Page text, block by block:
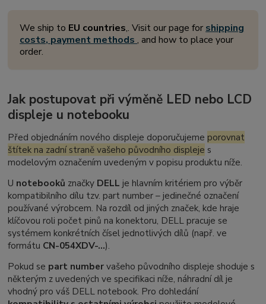
We ship to EU countries,. Visit our page for shipping
costs, payment methods, and how to place your
order.
Jak postupovat při výměně LED nebo LCD
displeje u notebooku
Před objednáním nového displeje doporučujeme porovnat
štítek na zadní straně vašeho původního displeje s
modelovým označením uvedeným v popisu produktu níže.
U notebooků značky DELL je hlavním kritériem pro výběr
kompatibilního dílu tzv. part number– jedinečné označení
používané výrobcem. Na rozdíl od jiných značek, kde hraje
klíčovou roli počet pinů na konektoru, DELL pracuje se
systémem konkrétních čísel jednotlivých dílů (např. ve
formátu CN-054XDV-...).
Pokud se part numbervašeho původního displeje shoduje s
některým z uvedených ve specifikaci níže, náhradní díl je
vhodný pro váš DELL notebook. Pro dohledání